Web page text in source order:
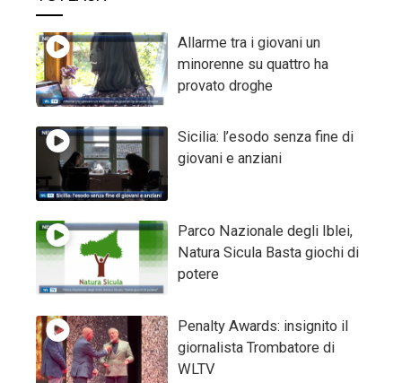
Allarme tra i giovani un
minorenne su quattro ha
provato droghe
Sicilia: l’esodo senza fine di
giovani e anziani
Parco Nazionale degli Iblei,
Natura Sicula Basta giochi di
potere
Penalty Awards: insignito il
giornalista Trombatore di
WLTV